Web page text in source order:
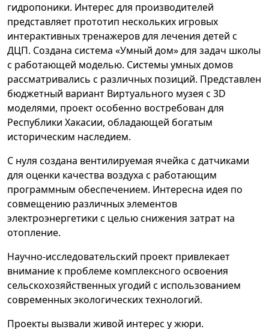
гидропоники. Интерес для производителей
представляет прототип нескольких игровых
интерактивных тренажеров для лечения детей с
ДЦП. Создана система «Умный дом» для задач школы
с работающей моделью. Системы умных домов
рассматривались с различных позиций. Представлен
бюджетный вариант Виртуального музея с 3D
моделями, проект особенно востребован для
Республики Хакасии, обладающей богатым
историческим наследием.
С нуля создана вентилируемая ячейка с датчиками
для оценки качества воздуха с работающим
программным обеспечением. Интересна идея по
совмещению различных элементов
электроэнергетики с целью снижения затрат на
отопление.
Научно-исследовательский проект привлекает
внимание к проблеме комплексного освоения
сельскохозяйственных угодий с использованием
современных экологических технологий.
Проекты вызвали живой интерес у жюри.